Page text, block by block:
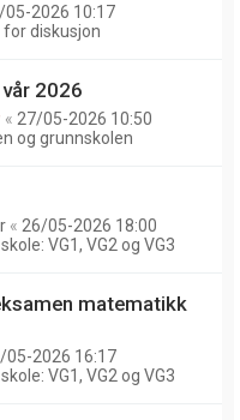
05-2026 10:17
diskusjon
2026
« 27/05-2026 10:50
og grunnskolen
« 26/05-2026 18:00
VG1, VG2 og VG3
matematikk
05-2026 16:17
VG1, VG2 og VG3